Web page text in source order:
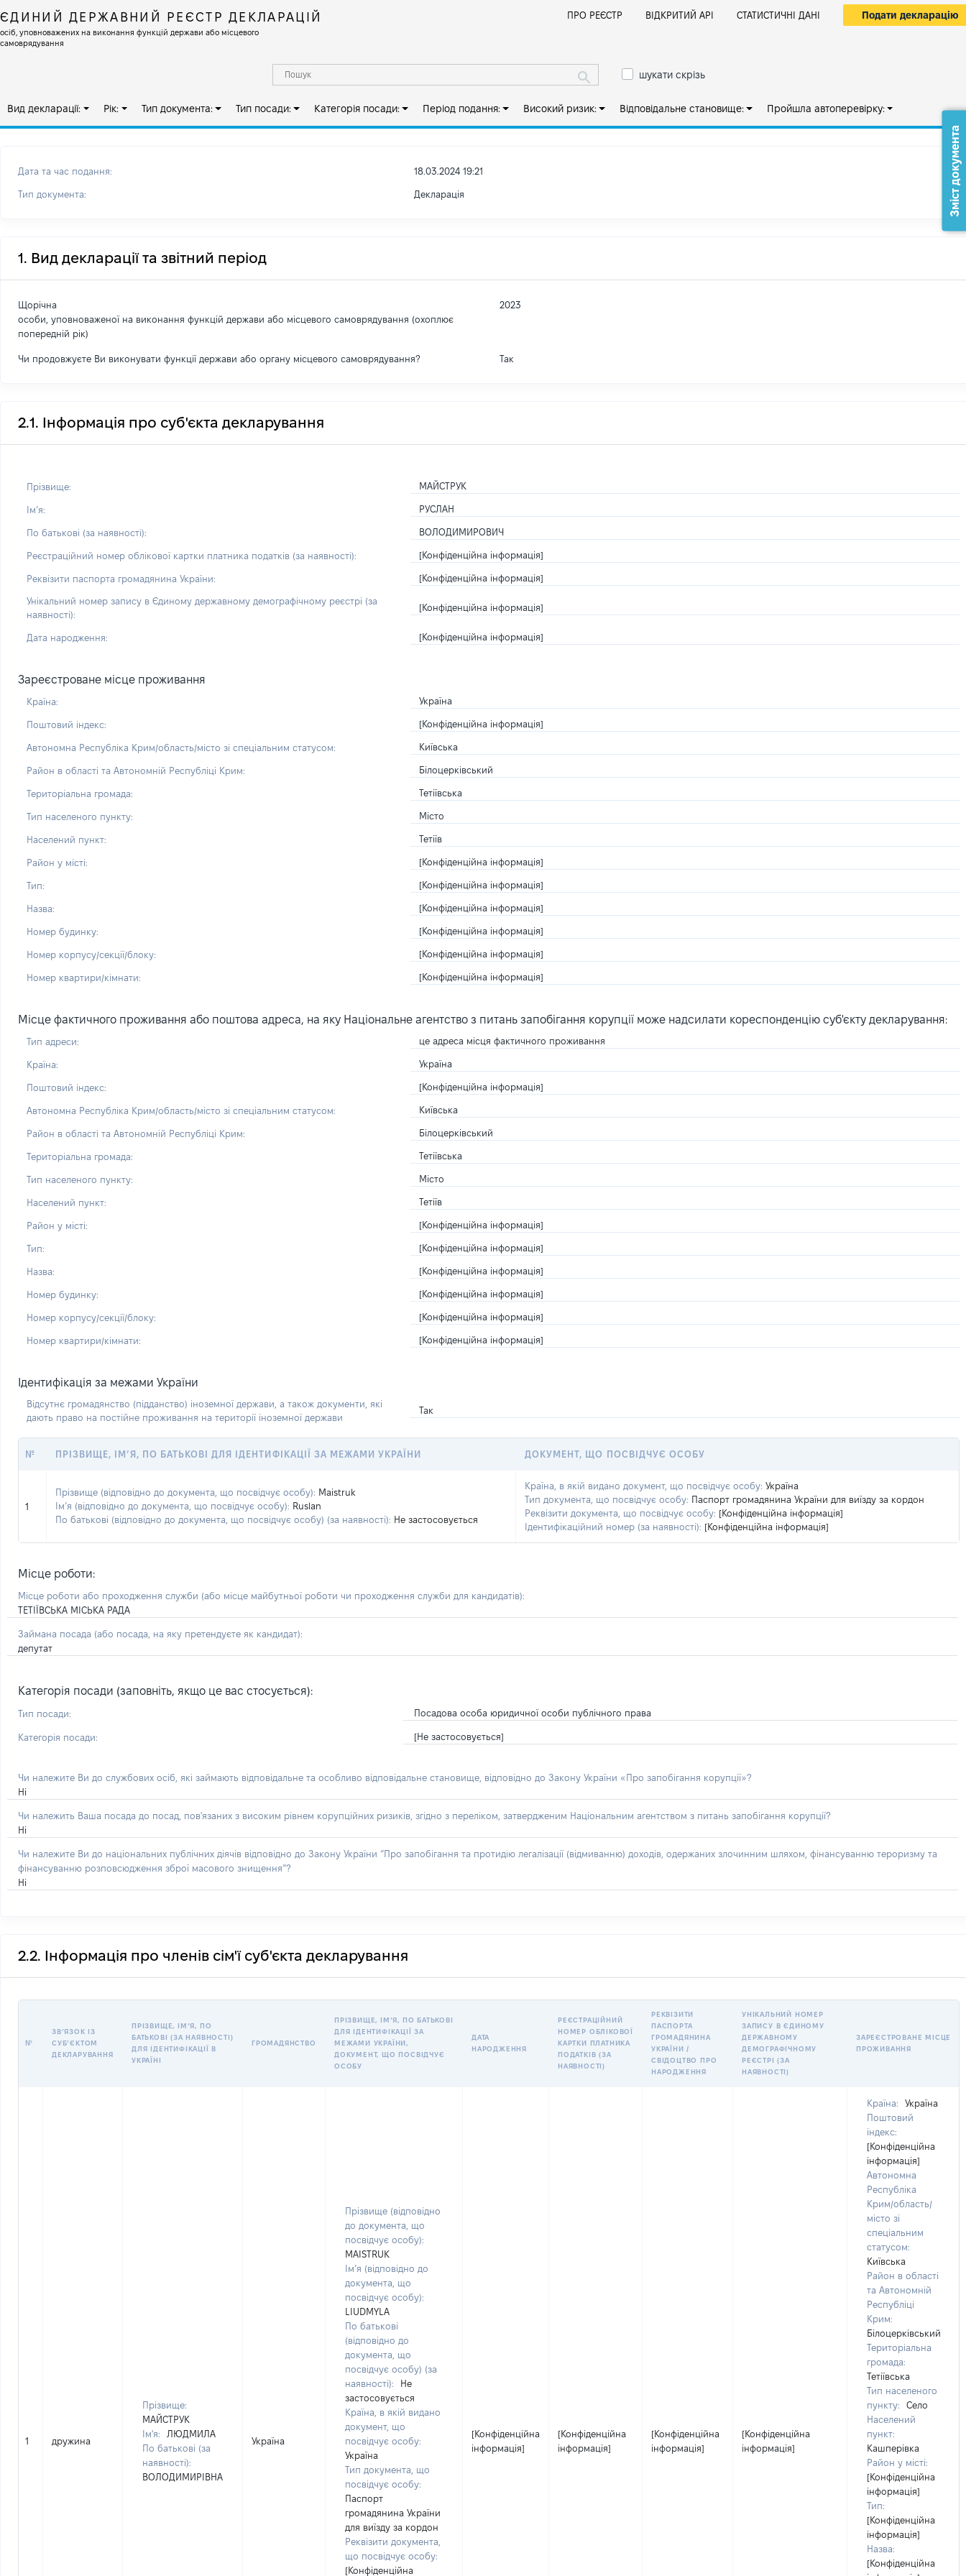
ЄДИНИЙ ДЕРЖАВНИЙ РЕЄСТР ДЕКЛАРАЦІЙ
осіб, уповноважених на виконання функцій держави або місцевого
самоврядування
ПРО РЕЄСТР ВІДКРИТИЙ АРІ СТАТИСТИЧНІ ДАНІ Подати декларацію
шукати скрізь
Вид декларації: Рік: Тип документа: Тип посади: Категорія посади: Період подання: Високий ризик: Відповідальне становище: Пройшла автоперевірку:
Дата та час подання: 18.03.2024 19:21
Тип документа: Декларація
1. Вид декларації та звітний період
Щорічна
особи, уповноваженої на виконання функцій держави або місцевого самоврядування (охоплює
попередній рік)
2023
Чи продовжуєте Ви виконувати функції держави або органу місцевого самоврядування? Так
2.1. Інформація про суб'єкта декларування
Прізвище: МАЙСТРУК
Імʼя: РУСЛАН
По батькові (за наявності): ВОЛОДИМИРОВИЧ
Реєстраційний номер облікової картки платника податків (за наявності): [Конфіденційна інформація]
Реквізити паспорта громадянина України: [Конфіденційна інформація]
Унікальний номер запису в Єдиному державному демографічному реєстрі (за
наявності):
[Конфіденційна інформація]
Дата народження: [Конфіденційна інформація]
Зареєстроване місце проживання
Країна: Україна
Поштовий індекс: [Конфіденційна інформація]
Автономна Республіка Крим/область/місто зі спеціальним статусом: Київська
Район в області та Автономній Республіці Крим: Білоцерківський
Територіальна громада: Тетіївська
Тип населеного пункту: Місто
Населений пункт: Тетіїв
Район у місті: [Конфіденційна інформація]
Тип: [Конфіденційна інформація]
Назва: [Конфіденційна інформація]
Номер будинку: [Конфіденційна інформація]
Номер корпусу/секції/блоку: [Конфіденційна інформація]
Номер квартири/кімнати: [Конфіденційна інформація]
Місце фактичного проживання або поштова адреса, на яку Національне агентство з питань запобігання корупції може надсилати кореспонденцію суб'єкту декларування:
Тип адреси: це адреса місця фактичного проживання
Країна: Україна
Поштовий індекс: [Конфіденційна інформація]
Автономна Республіка Крим/область/місто зі спеціальним статусом: Київська
Район в області та Автономній Республіці Крим: Білоцерківський
Територіальна громада: Тетіївська
Тип населеного пункту: Місто
Населений пункт: Тетіїв
Район у місті: [Конфіденційна інформація]
Тип: [Конфіденційна інформація]
Назва: [Конфіденційна інформація]
Номер будинку: [Конфіденційна інформація]
Номер корпусу/секції/блоку: [Конфіденційна інформація]
Номер квартири/кімнати: [Конфіденційна інформація]
Ідентифікація за межами України
Відсутнє громадянство (підданство) іноземної держави, а також документи, які
дають право на постійне проживання на території іноземної держави
Так
№ ПРІЗВИЩЕ, ІМ’Я, ПО БАТЬКОВІ ДЛЯ ІДЕНТИФІКАЦІЇ ЗА МЕЖАМИ УКРАЇНИ ДОКУМЕНТ, ЩО ПОСВІДЧУЄ ОСОБУ
1
Прізвище (відповідно до документа, що посвідчує особу): Maistruk
Ім’я (відповідно до документа, що посвідчує особу): Ruslan
По батькові (відповідно до документа, що посвідчує особу) (за наявності): Не застосовується
Країна, в якій видано документ, що посвідчує особу: Україна
Тип документа, що посвідчує особу: Паспорт громадянина України для виїзду за кордон
Реквізити документа, що посвідчує особу: [Конфіденційна інформація]
Ідентифікаційний номер (за наявності): [Конфіденційна інформація]
Місце роботи:
Місце роботи або проходження служби (або місце майбутньої роботи чи проходження служби для кандидатів):
ТЕТІЇВСЬКА МІСЬКА РАДА
Займана посада (або посада, на яку претендуєте як кандидат):
депутат
Категорія посади (заповніть, якщо це вас стосується):
Тип посади: Посадова особа юридичної особи публічного права
Категорія посади: [Не застосовується]
Чи належите Ви до службових осіб, які займають відповідальне та особливо відповідальне становище, відповідно до Закону України «Про запобігання корупції»?
Ні
Чи належить Ваша посада до посад, пов'язаних з високим рівнем корупційних ризиків, згідно з переліком, затвердженим Національним агентством з питань запобігання корупції?
Ні
Чи належите Ви до національних публічних діячів відповідно до Закону України “Про запобігання та протидію легалізації (відмиванню) доходів, одержаних злочинним шляхом, фінансуванню тероризму та
фінансуванню розповсюдження зброї масового знищення”?
Ні
2.2. Інформація про членів сім'ї суб'єкта декларування
№
ЗВʼЯЗОК ІЗ
СУБʼЄКТОМ
ДЕКЛАРУВАННЯ
ПРІЗВИЩЕ, ІМʼЯ, ПО
БАТЬКОВІ (ЗА НАЯВНОСТІ)
ДЛЯ ІДЕНТИФІКАЦІЇ В
УКРАЇНІ
ГРОМАДЯНСТВО
ПРІЗВИЩЕ, ІМʼЯ, ПО БАТЬКОВІ
ДЛЯ ІДЕНТИФІКАЦІЇ ЗА
МЕЖАМИ УКРАЇНИ,
ДОКУМЕНТ, ЩО ПОСВІДЧУЄ
ОСОБУ
ДАТА
НАРОДЖЕННЯ
РЕЄСТРАЦІЙНИЙ
НОМЕР ОБЛІКОВОЇ
КАРТКИ ПЛАТНИКА
ПОДАТКІВ (ЗА
НАЯВНОСТІ)
РЕКВІЗИТИ
ПАСПОРТА
ГРОМАДЯНИНА
УКРАЇНИ /
СВІДОЦТВО ПРО
НАРОДЖЕННЯ
УНІКАЛЬНИЙ НОМЕР
ЗАПИСУ В ЄДИНОМУ
ДЕРЖАВНОМУ
ДЕМОГРАФІЧНОМУ
РЕЄСТРІ (ЗА
НАЯВНОСТІ)
ЗАРЕЄСТРОВАНЕ МІСЦЕ
ПРОЖИВАННЯ
1 дружина
Прізвище:
МАЙСТРУК
Ім'я:
ЛЮДМИЛА
По батькові (за
наявності):
ВОЛОДИМИРІВНА
Україна
Прізвище (відповідно
до документа, що
посвідчує особу):
MAISTRUK
Ім’я (відповідно до
документа, що
посвідчує особу):
LIUDMYLA
По батькові
(відповідно до
документа, що
посвідчує особу) (за
наявності):
Не
застосовується
Країна, в якій видано
документ, що
посвідчує особу:
Україна
Тип документа, що
посвідчує особу:
Паспорт
громадянина України
для виїзду за кордон
Реквізити документа,
що посвідчує особу:
[Конфіденційна
[Конфіденційна
інформація]
[Конфіденційна
інформація]
[Конфіденційна
інформація]
[Конфіденційна
інформація]
Країна:
Україна
Поштовий
індекс:
[Конфіденційна
інформація]
Автономна
Республіка
Крим/область/
місто зі
спеціальним
статусом:
Київська
Район в області
та Автономній
Республіці
Крим:
Білоцерківський
Територіальна
громада:
Тетіївська
Тип населеного
пункту:
Село
Населений
пункт:
Кашперівка
Район у місті:
[Конфіденційна
інформація]
Тип:
[Конфіденційна
інформація]
Назва:
[Конфіденційна
Зміст документа